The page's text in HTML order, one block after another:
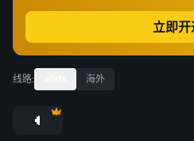
立即开
线路: 海外